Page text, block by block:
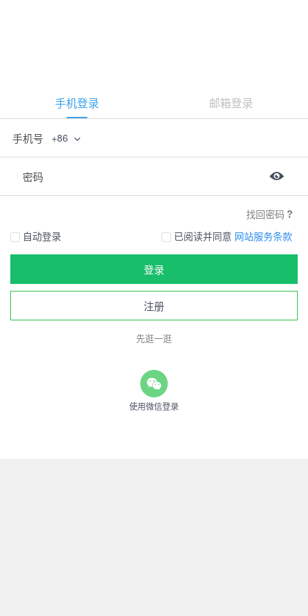
手机登录 邮箱登录
手机号 +86
密码
找回密码
自动登录
已阅读并同意 网站服务条款
登录
注册
先逛一逛
使用微信登录